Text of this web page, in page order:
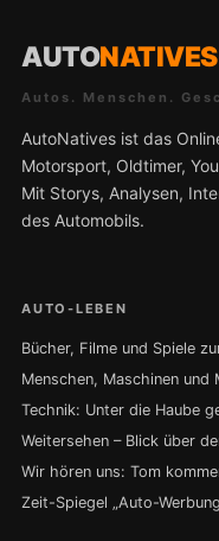
AUTONATIVES
Autos. Menschen.
AutoNatives ist das
Motorsport, Oldtimer,
Mit Storys, Analysen,
des Automobils.
AUTO-LEBEN
Bücher, Filme und Spiele
Menschen, Maschinen und
Technik: Unter die Haube
Weitersehen – Blick über
Wir hören uns: Tom
Zeit-Spiegel „Auto-